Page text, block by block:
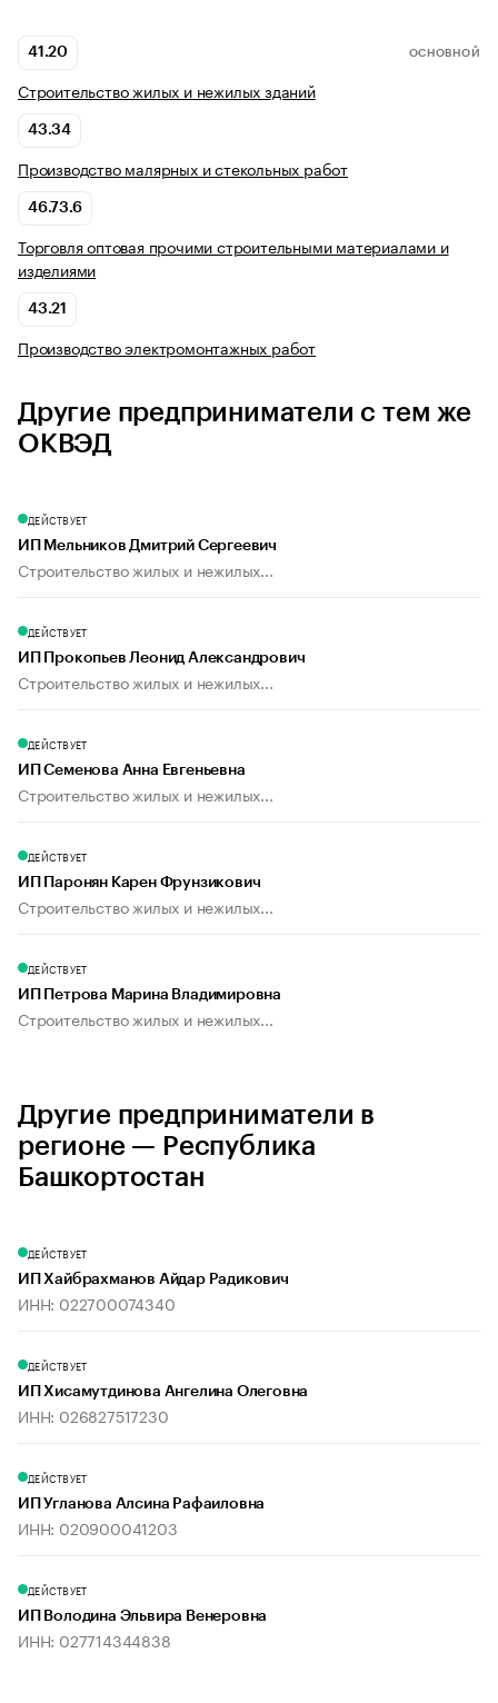
41.20 ОСНОВНОЙ
Строительство жилых и нежилых зданий
43.34
Производство малярных и стекольных работ
46.73.6
Торговля оптовая прочими строительными материалами и
изделиями
43.21
Производство электромонтажных работ
Другие предприниматели с тем же
ОКВЭД
ДЕЙСТВУЕТ
ИП Мельников Дмитрий Сергеевич
Строительство жилых и нежилых...
ДЕЙСТВУЕТ
ИП Прокопьев Леонид Александрович
Строительство жилых и нежилых...
ДЕЙСТВУЕТ
ИП Семенова Анна Евгеньевна
Строительство жилых и нежилых...
ДЕЙСТВУЕТ
ИП Паронян Карен Фрунзикович
Строительство жилых и нежилых...
ДЕЙСТВУЕТ
ИП Петрова Марина Владимировна
Строительство жилых и нежилых...
Другие предприниматели в
регионе — Республика
Башкортостан
ДЕЙСТВУЕТ
ИП Хайбрахманов Айдар Радикович
ИНН: 022700074340
ДЕЙСТВУЕТ
ИП Хисамутдинова Ангелина Олеговна
ИНН: 026827517230
ДЕЙСТВУЕТ
ИП Угланова Алсина Рафаиловна
ИНН: 020900041203
ДЕЙСТВУЕТ
ИП Володина Эльвира Венеровна
ИНН: 027714344838